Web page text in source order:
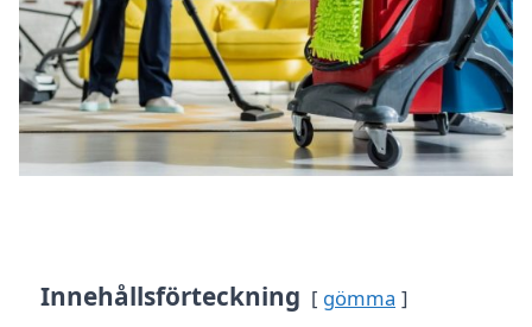
Innehållsförteckning gömma